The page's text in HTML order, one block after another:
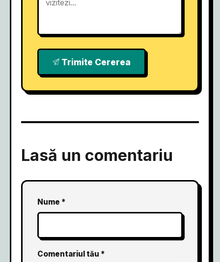
Trimite Cererea
Lasă un comentariu
Nume *
Comentariul tău *